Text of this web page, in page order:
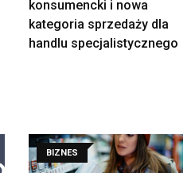
konsumencki i nowa
kategoria sprzedaży dla
handlu specjalistycznego
BIZNES